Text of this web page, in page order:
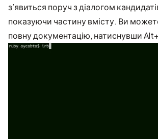
з’явиться поруч з діалогом
показуючи частину вмісту. Ви
повну документацію, натиснувши